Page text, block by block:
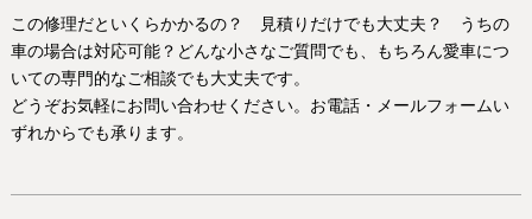
この修理だといくらかかるの？ 見積りだけでも大丈夫？ うちの
車の場合は対応可能？どんな小さなご質問でも、もちろん愛車につ
いての専門的なご相談でも大丈夫です。
どうぞお気軽にお問い合わせください。お電話・メールフォームい
ずれからでも承ります。